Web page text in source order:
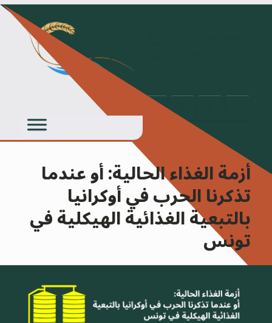
Skip
أزمة الغذاء الحالية: أو عندما
تذكرنا الحرب في أوكرانيا
بالتبعية الغذائية الهيكلية في
تونس